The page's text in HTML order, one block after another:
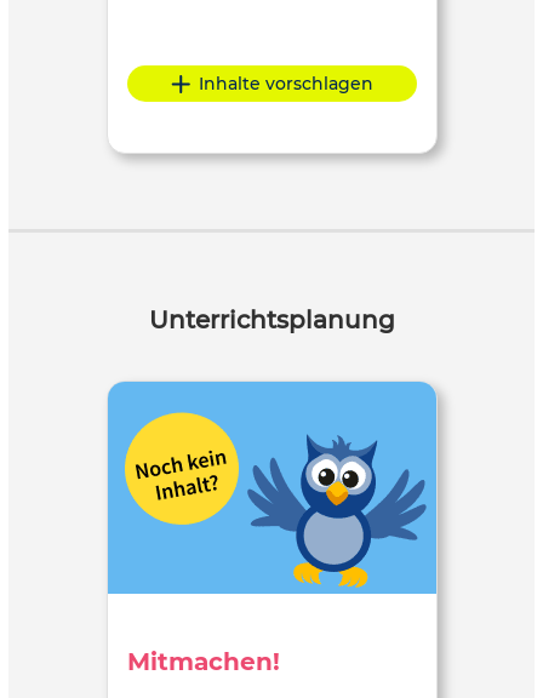
Inhalte vorschlagen
Unterrichtsplanung
Mitmachen!